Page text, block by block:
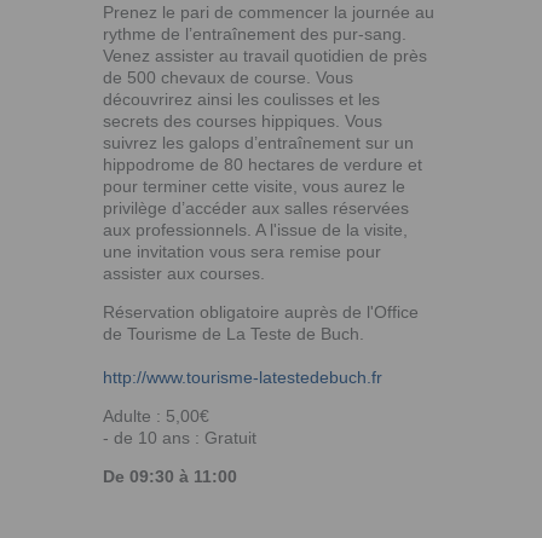
Prenez le pari de commencer la journée au
rythme de l’entraînement des pur-sang.
Venez assister au travail quotidien de près
de 500 chevaux de course. Vous
découvrirez ainsi les coulisses et les
secrets des courses hippiques. Vous
suivrez les galops d’entraînement sur un
hippodrome de 80 hectares de verdure et
pour terminer cette visite, vous aurez le
privilège d’accéder aux salles réservées
aux professionnels. A l'issue de la visite,
une invitation vous sera remise pour
assister aux courses.
Réservation obligatoire auprès de l'Office
de Tourisme de La Teste de Buch.
http://www.tourisme-latestedebuch.fr
Adulte : 5,00€
- de 10 ans : Gratuit
De 09:30 à 11:00